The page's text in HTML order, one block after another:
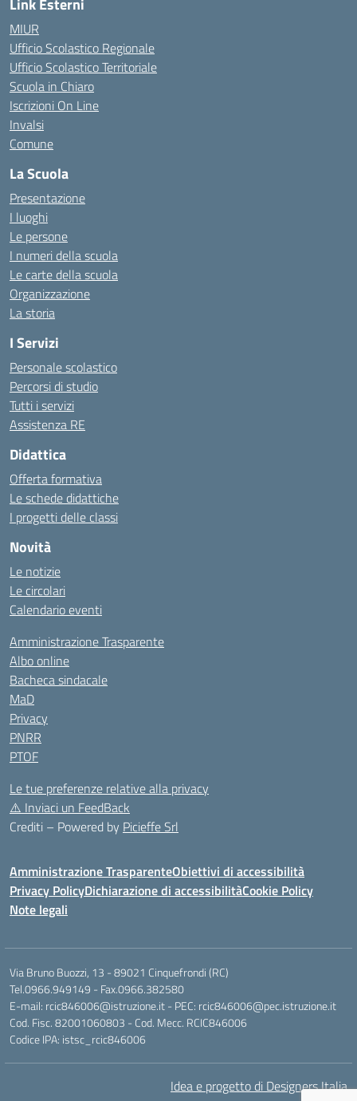
Link Esterni
MIUR
Ufficio Scolastico Regionale
Ufficio Scolastico Territoriale
Scuola in Chiaro
Iscrizioni On Line
Invalsi
Comune
La Scuola
Presentazione
I luoghi
Le persone
I numeri della scuola
Le carte della scuola
Organizzazione
La storia
I Servizi
Personale scolastico
Percorsi di studio
Tutti i servizi
Assistenza RE
Didattica
Offerta formativa
Le schede didattiche
I progetti delle classi
Novità
Le notizie
Le circolari
Calendario eventi
Amministrazione Trasparente
Albo online
Bacheca sindacale
MaD
Privacy
PNRR
PTOF
Le tue preferenze relative alla privacy
⚠️ Inviaci un FeedBack
Crediti – Powered by Picieffe Srl
Amministrazione TrasparenteObiettivi di accessibilità
Privacy PolicyDichiarazione di accessibilitàCookie Policy
Note legali
Via Bruno Buozzi, 13 - 89021 Cinquefrondi (RC)
Tel.0966.949149 - Fax.0966.382580
E-mail: rcic846006@istruzione.it - PEC: rcic846006@pec.istruzione.it
Cod. Fisc. 82001060803 - Cod. Mecc. RCIC846006
Codice IPA: istsc_rcic846006
Idea e progetto di Designers Italia